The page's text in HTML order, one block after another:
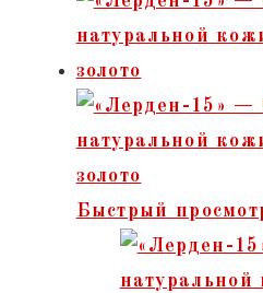
Быстрый